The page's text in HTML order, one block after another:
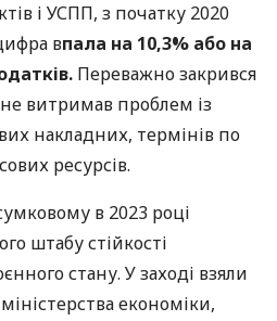
і УСПП, з початку 2020
впала на 10,3% або на
Переважно закрився
витримав проблем із
накладних, термінів по
ресурсів.
в 2023 році
штабу стійкості
стану. У заході взяли
економіки,